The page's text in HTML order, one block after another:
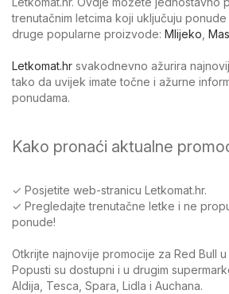
trenutačnim letcima koji uključuju
druge popularne proizvode: Mlijeko
Letkomat.hr svakodnevno ažurira
tako da uvijek imate točne i ažurne
ponudama.
Kako pronaći aktualne
✓ Posjetite web-stranicu Letkomat.hr.
✓ Pregledajte trenutačne letke i ne
ponude!
Otkrijte najnovije promocije za Red Bull u
Popusti su dostupni i u drugim
Aldija, Tesca, Spara, Lidla i Auchana.